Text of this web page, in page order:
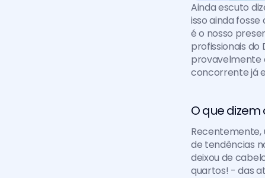
Ainda escuto
isso ainda
é o nosso
profissionais
provavelmente
concorrente já
O que
Recentemente,
de tendências
deixou de
quartos! - das